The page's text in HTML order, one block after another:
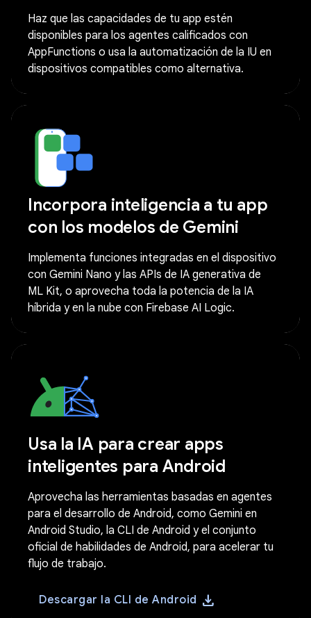
Haz que las capacidades de tu app estén
disponibles para los agentes calificados con
AppFunctions o usa la automatización de la IU en
dispositivos compatibles como alternativa.
Incorpora inteligencia a tu app
con los modelos de Gemini
Implementa funciones integradas en el dispositivo
con Gemini Nano y las APIs de IA generativa de
ML Kit, o aprovecha toda la potencia de la IA
híbrida y en la nube con Firebase AI Logic.
Usa la IA para crear apps
inteligentes para Android
Aprovecha las herramientas basadas en agentes
para el desarrollo de Android, como Gemini en
Android Studio, la CLI de Android y el conjunto
oficial de habilidades de Android, para acelerar tu
flujo de trabajo.
Descargar la CLI de Android download